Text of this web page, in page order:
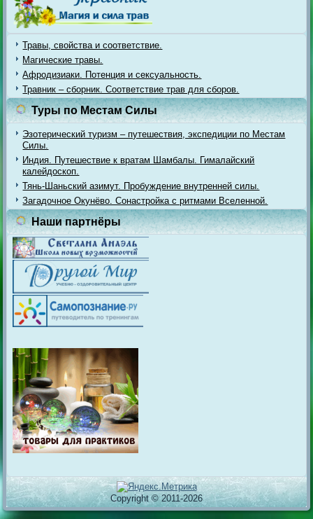
Травы, свойства и соответствие.
Магические травы.
Афродизиаки. Потенция и сексуальность.
Травник – сборник. Соответствие трав для сборов.
Туры по Местам Силы
Эзотерический туризм – путешествия, экспедиции по Местам
Силы.
Индия. Путешествие к вратам Шамбалы. Гималайский
калейдоскоп.
Тянь-Шаньский азимут. Пробуждение внутренней силы.
Загадочное Окунёво. Сонастройка с ритмами Вселенной.
Наши партнёры
Copyright © 2011-2026